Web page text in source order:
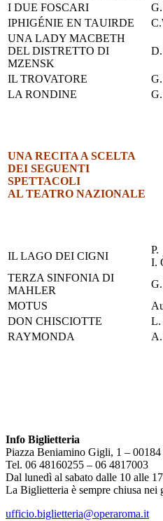
I DUE FOSCARI
IPHIGÉNIE EN TAUIRDE
UNA LADY MACBETH
DEL DISTRETTO DI
MZENSK
IL TROVATORE
LA RONDINE
UNA RECITA A SCELTA
DEI SEGUENTI
SPETTACOLI
AL TEATRO NAZIONALE
IL LAGO DEI CIGNI
P.
I.
TERZA SINFONIA DI
MAHLER
MOTUS
DON CHISCIOTTE
L.
RAYMONDA
Info Biglietteria
Piazza Beniamino Gigli, 1 – 00184
Tel. 06 48160255 – 06 4817003
Dal lunedì al sabato dalle 10 alle
La Biglietteria è sempre chiusa nei
ufficio.biglietteria@operaroma.it